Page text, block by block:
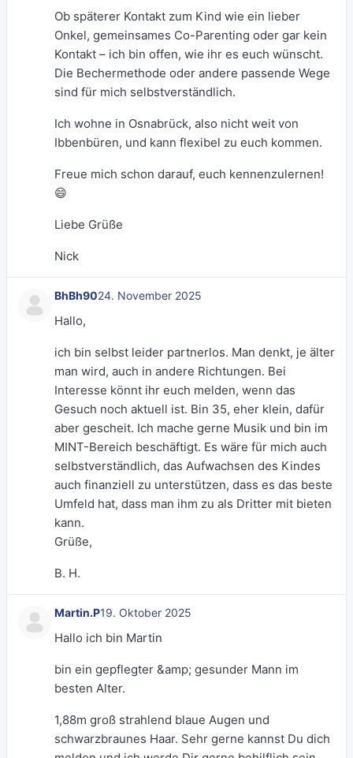
Ob späterer Kontakt zum Kind wie ein lieber
Onkel, gemeinsames Co-Parenting oder gar kein
Kontakt – ich bin offen, wie ihr es euch wünscht.
Die Bechermethode oder andere passende Wege
sind für mich selbstverständlich.
Ich wohne in Osnabrück, also nicht weit von
Ibbenbüren, und kann flexibel zu euch kommen.
Freue mich schon darauf, euch kennenzulernen!
😄
Liebe Grüße
Nick
BhBh9024. November 2025
Hallo,
ich bin selbst leider partnerlos. Man denkt, je älter
man wird, auch in andere Richtungen. Bei
Interesse könnt ihr euch melden, wenn das
Gesuch noch aktuell ist. Bin 35, eher klein, dafür
aber gescheit. Ich mache gerne Musik und bin im
MINT-Bereich beschäftigt. Es wäre für mich auch
selbstverständlich, das Aufwachsen des Kindes
auch finanziell zu unterstützen, dass es das beste
Umfeld hat, dass man ihm zu als Dritter mit bieten
kann.
Grüße,
B. H.
Martin.P19. Oktober 2025
Hallo ich bin Martin
bin ein gepflegter &amp; gesunder Mann im
besten Alter.
1,88m groß strahlend blaue Augen und
schwarzbraunes Haar. Sehr gerne kannst Du dich